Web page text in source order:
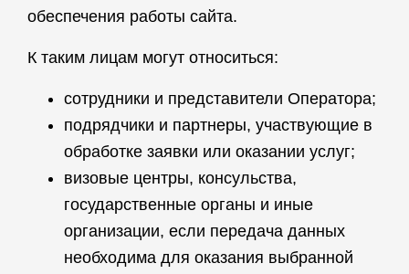
обеспечения работы сайта.
К таким лицам могут относиться:
сотрудники и представители Оператора;
подрядчики и партнеры, участвующие в
обработке заявки или оказании услуг;
визовые центры, консульства,
государственные органы и иные
организации, если передача данных
необходима для оказания выбранной